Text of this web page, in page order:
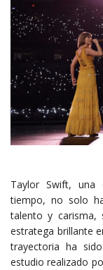
Taylor Swift, una
tiempo, no solo
talento y carisma,
estratega brillante
trayectoria ha
estudio realizado